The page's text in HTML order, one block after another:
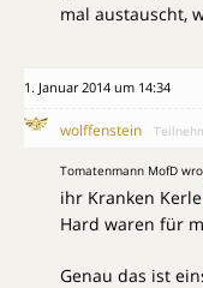
mal austauscht,
1. Januar 2014 um 14:34
wolffenstein
Tomatenmann MofD
ihr Kranken Kerle
Hard waren für
Genau das ist